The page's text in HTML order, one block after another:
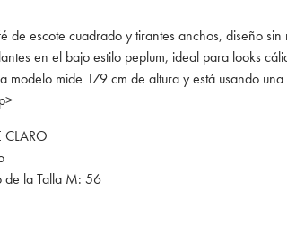
de escote cuadrado y tirantes anchos, diseño sin
en el bajo estilo peplum, ideal para looks
modelo mide 179 cm de altura y está usando
CLARO
de la Talla M: 56